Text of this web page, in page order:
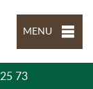
MENU
73